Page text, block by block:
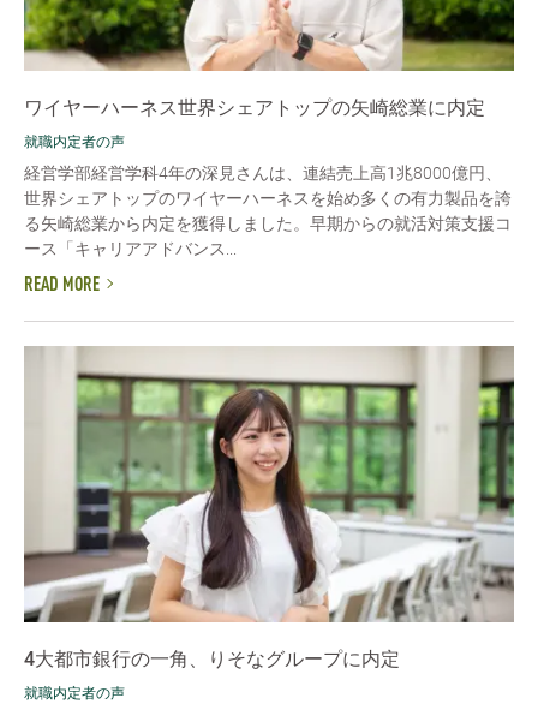
ワイヤーハーネス世界シェアトップの矢崎総業に内定
就職内定者の声
経営学部経営学科4年の深見さんは、連結売上高1兆8000億円、
世界シェアトップのワイヤーハーネスを始め多くの有力製品を誇
る矢崎総業から内定を獲得しました。早期からの就活対策支援コ
ース「キャリアアドバンス...
READ MORE
4大都市銀行の一角、りそなグループに内定
就職内定者の声